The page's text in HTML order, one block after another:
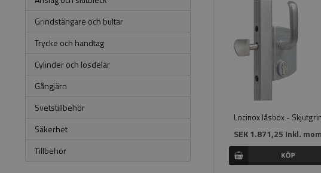
Grindstängare och bultar
Trycke och handtag
Cylinder och lösdelar
Gångjärn
Svetstillbehör
Säkerhet
Tillbehör
Locinox låsbox -
SEK 1.871,25 Inkl.